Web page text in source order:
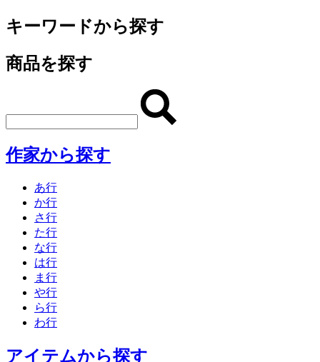
キーワードから探す
商品を探す
作家から探す
あ行
か行
さ行
た行
な行
は行
ま行
や行
ら行
わ行
アイテムから探す